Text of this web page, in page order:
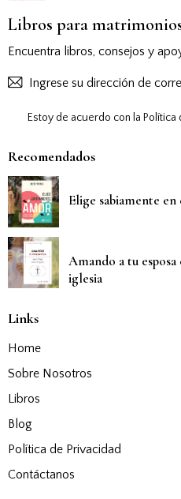
Libros para
Encuentra libros, consejos y
Estoy de acuerdo con la Política
Recomendados
Elige sabiamente
Amando a tu
iglesia
Links
Home
Sobre Nosotros
Libros
Blog
Política de Privacidad
Contáctanos